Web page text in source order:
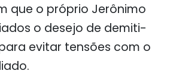
que o próprio Jerônimo
o desejo de demiti-
evitar tensões com o